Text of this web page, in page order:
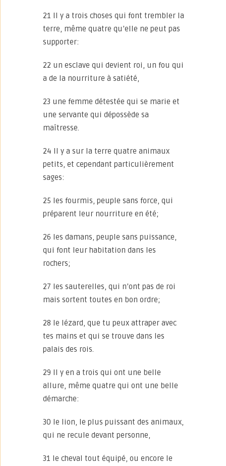
21 Il y a trois choses qui font trembler la
terre, même quatre qu’elle ne peut pas
supporter:
22 un esclave qui devient roi, un fou qui
a de la nourriture à satiété,
23 une femme détestée qui se marie et
une servante qui dépossède sa
maîtresse.
24 Il y a sur la terre quatre animaux
petits, et cependant particulièrement
sages:
25 les fourmis, peuple sans force, qui
préparent leur nourriture en été;
26 les damans, peuple sans puissance,
qui font leur habitation dans les
rochers;
27 les sauterelles, qui n’ont pas de roi
mais sortent toutes en bon ordre;
28 le lézard, que tu peux attraper avec
tes mains et qui se trouve dans les
palais des rois.
29 Il y en a trois qui ont une belle
allure, même quatre qui ont une belle
démarche:
30 le lion, le plus puissant des animaux,
qui ne recule devant personne,
31 le cheval tout équipé, ou encore le